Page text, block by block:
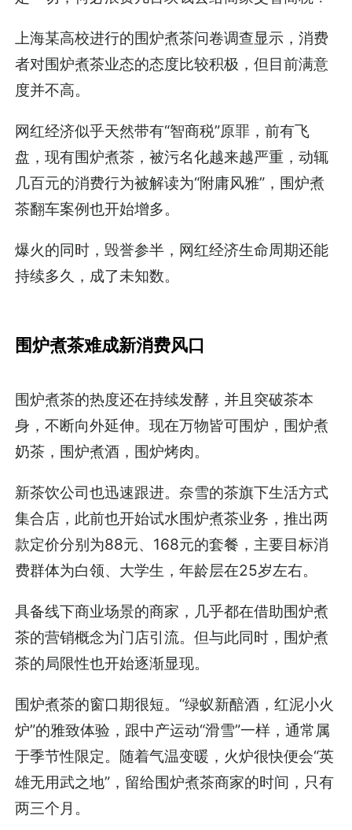
上海某高校进行的围炉煮茶问卷调查显示，消费
者对围炉煮茶业态的态度比较积极，但目前满意
度并不高。
网红经济似乎天然带有“智商税”原罪，前有飞
盘，现有围炉煮茶，被污名化越来越严重，动辄
几百元的消费行为被解读为“附庸风雅”，围炉煮
茶翻车案例也开始增多。
爆火的同时，毁誉参半，网红经济生命周期还能
持续多久，成了未知数。
围炉煮茶难成新消费风口
围炉煮茶的热度还在持续发酵，并且突破茶本
身，不断向外延伸。现在万物皆可围炉，围炉煮
奶茶，围炉煮酒，围炉烤肉。
新茶饮公司也迅速跟进。奈雪的茶旗下生活方式
集合店，此前也开始试水围炉煮茶业务，推出两
款定价分别为88元、168元的套餐，主要目标消
费群体为白领、大学生，年龄层在25岁左右。
具备线下商业场景的商家，几乎都在借助围炉煮
茶的营销概念为门店引流。但与此同时，围炉煮
茶的局限性也开始逐渐显现。
围炉煮茶的窗口期很短。“绿蚁新醅酒，红泥小火
炉”的雅致体验，跟中产运动“滑雪”一样，通常属
于季节性限定。随着气温变暖，火炉很快便会“英
雄无用武之地”，留给围炉煮茶商家的时间，只有
两三个月。